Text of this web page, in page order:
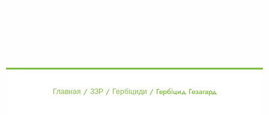
Главная / ЗЗР/ Гербіциди / Гербіцид Гезагард